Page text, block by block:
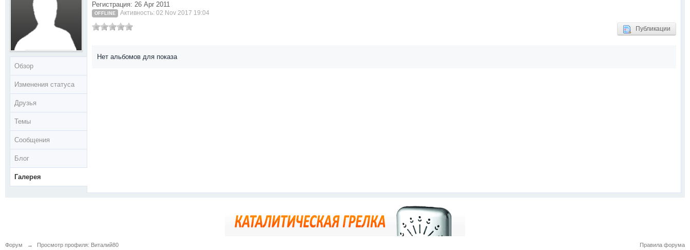
Обзор
Изменения статуса
Друзья
Темы
Сообщения
Блог
Галерея
Регистрация: 26 Apr 2011
OFFLINE Активность: 02 Nov 2017 19:04
Публикации
Нет альбомов для показа
Форум → Просмотр профиля: Виталий80 Правила форума